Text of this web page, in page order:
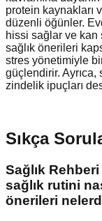
protein kaynakları
düzenli öğünler.
hissi sağlar ve kan
sağlık önerileri
stres yönetimiyle
güçlendirir. Ayrıca,
zindelik ipuçları
Sıkça
Sağlık
sağlık rutini
önerileri